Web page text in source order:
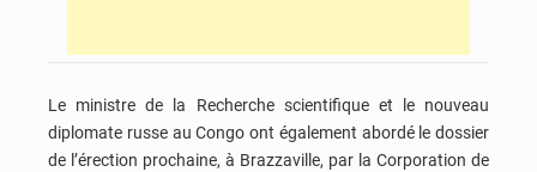
Le ministre de la Recherche scientifique et le nouveau
diplomate russe au Congo ont également abordé le dossier
de l’érection prochaine, à Brazzaville, par la Corporation de